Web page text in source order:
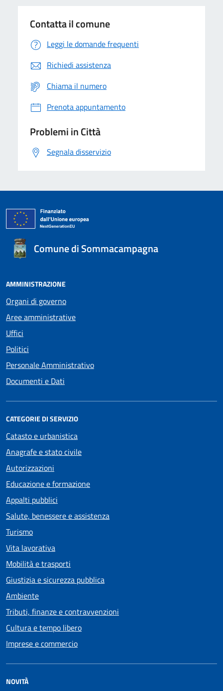
Contatta il comune
Leggi le domande frequenti
Richiedi assistenza
Chiama il numero
Prenota appuntamento
Problemi in Città
Segnala disservizio
Comune di Sommacampagna
AMMINISTRAZIONE
Organi di governo
Aree amministrative
Uffici
Politici
Personale Amministrativo
Documenti e Dati
CATEGORIE DI SERVIZIO
Catasto e urbanistica
Anagrafe e stato civile
Autorizzazioni
Educazione e formazione
Appalti pubblici
Salute, benessere e assistenza
Turismo
Vita lavorativa
Mobilità e trasporti
Giustizia e sicurezza pubblica
Ambiente
Tributi, finanze e contravvenzioni
Cultura e tempo libero
Imprese e commercio
NOVITÀ